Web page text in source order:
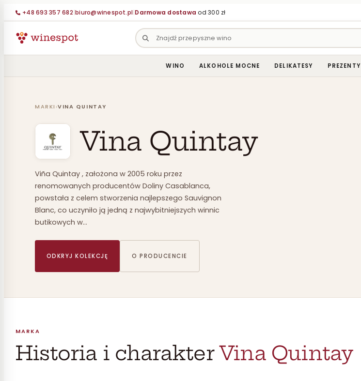
+48 693 357 682|biuro@winespot.pl|Darmowa dostawa od 300 zł
WINO ALKOHOLE MOCNE DELIKATESY PREZENTY
Przejdź
do
treści
MARKI ›VINA QUINTAY
Vina Quintay
Viña Quintay , założona w 2005 roku przez
renomowanych producentów Doliny Casablanca,
powstała z celem stworzenia najlepszego Sauvignon
Blanc, co uczyniło ją jedną z najwybitniejszych winnic
butikowych w…
ODKRYJ KOLEKCJĘ O PRODUCENCIE
MARKA
Historia i charakterVina Quintay